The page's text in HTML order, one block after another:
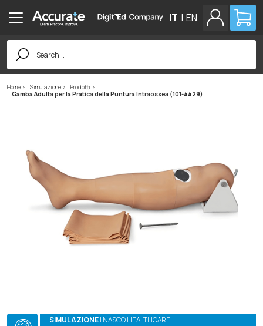
IT | EN
Search
for:
Home Simulazione
Prodotti
Gamba Adulta per la Pratica della Puntura Intraossea (101-4429)
SIMULAZIONE| NASCO HEALTHCARE